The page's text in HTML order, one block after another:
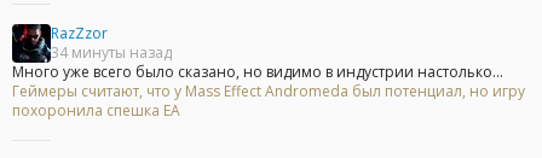
RazZzor
34 минуты назад
Много уже всего было сказано, но видимо в индустрии настолько...
Геймеры считают, что у Mass Effect Andromeda был потенциал, но игру
похоронила спешка EA